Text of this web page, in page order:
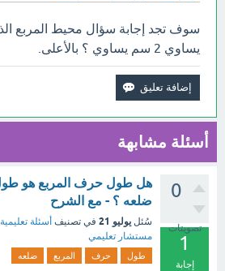
سوف تجد إجابة سؤال محيط المربع
يساوي 2 سم يساوي ؟ بالأعلى.
أسئلة مشابهة
0
تصويتات
1
إجابة
هل طول حرف المربع هو
ضلعه ؟ - مع الشرح
سُئل يوليو 21 في تصنيف أسئلة تعليمية
مستشار تعليمي
طول حرف المربع ضلعه